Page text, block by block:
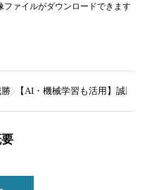
ファイルがダウンロードできます
【AI・機械学習も活用】誠勝